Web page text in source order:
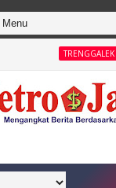
TRENGGALEK
Masyarakat